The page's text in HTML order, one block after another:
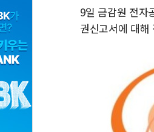
9일 금감원 전자
권신고서에 대